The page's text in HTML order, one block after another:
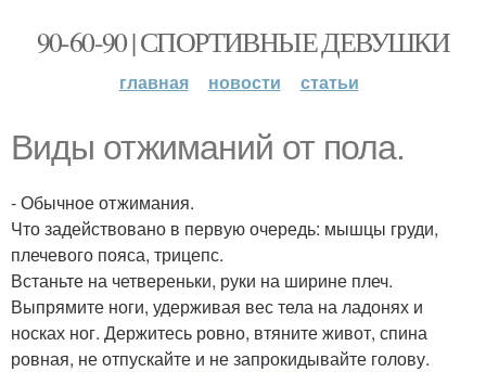
90-60-90 | СПОРТИВНЫЕ ДЕВУШКИ
главная новости статьи
Виды отжиманий от пола.
- Обычное отжимания.
Что задействовано в первую очередь: мышцы груди,
плечевого пояса, трицепс.
Встаньте на четвереньки, руки на ширине плеч.
Выпрямите ноги, удерживая вес тела на ладонях и
носках ног. Держитесь ровно, втяните живот, спина
ровная, не отпускайте и не запрокидывайте голову.